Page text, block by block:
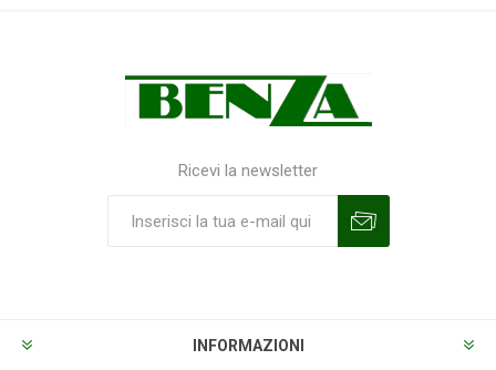
Ricevi la newsletter
INFORMAZIONI